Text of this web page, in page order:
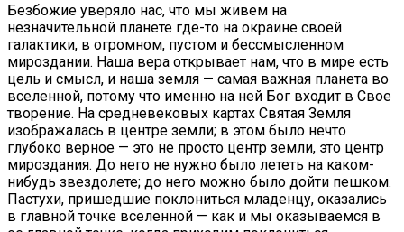
Безбожие уверяло нас, что мы живем на
незначительной планете где-то на окраине своей
галактики, в огромном, пустом и бессмысленном
мироздании. Наша вера открывает нам, что в мире есть
цель и смысл, и наша земля — самая важная планета во
вселенной, потому что именно на ней Бог входит в Свое
творение. На средневековых картах Святая Земля
изображалась в центре земли; в этом было нечто
глубоко верное — это не просто центр земли, это центр
мироздания. До него не нужно было лететь на каком-
нибудь звездолете; до него можно было дойти пешком.
Пастухи, пришедшие поклониться младенцу, оказались
в главной точке вселенной — как и мы оказываемся в